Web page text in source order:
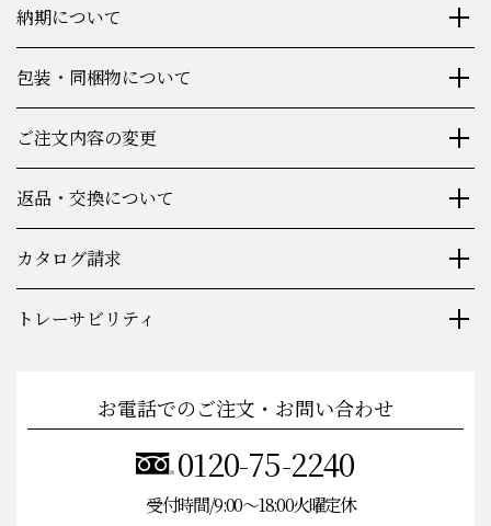
納期について
包装・同梱物について
ご注文内容の変更
返品・交換について
カタログ請求
トレーサビリティ
お電話でのご注文・お問い合わせ
0120-75-2240
受付時間/9:00〜18:00火曜定休